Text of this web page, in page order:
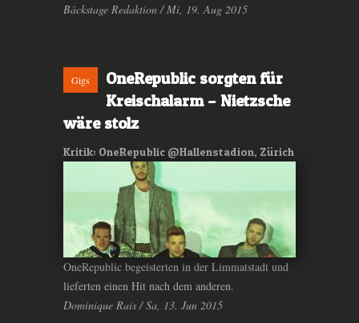
Bäckstage Redaktion / Mi, 19. Aug 2015
Gigs
OneRepublic sorgten für
Kreischalarm – Nietzsche
wäre stolz
Kritik: OneRepublic @Hallenstadion, Zürich
OneRepublic begeisterten in der Limmatstadt und
lieferten einen Hit nach dem anderen.
Dominique Rais / Sa, 13. Jun 2015